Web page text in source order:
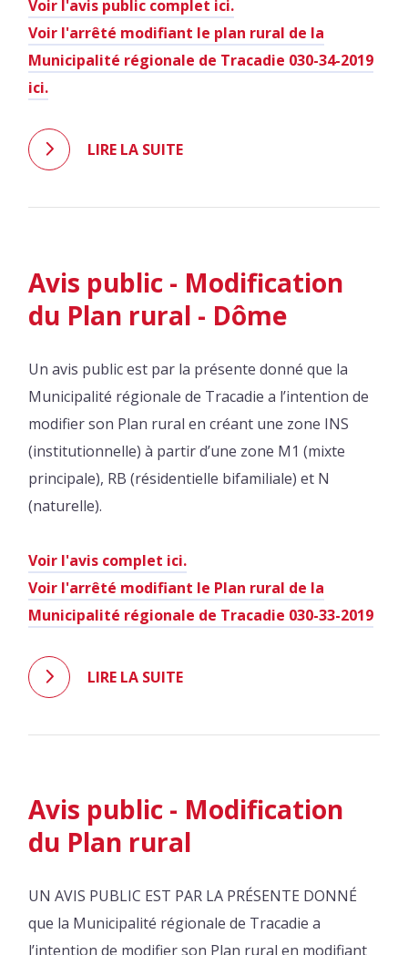
Voir l'avis public complet ici.
Voir l'arrêté modifiant le plan rural de la
Municipalité régionale de Tracadie 030-34-2019
ici.
LIRE LA SUITE
Avis public - Modification
du Plan rural - Dôme
Un avis public est par la présente donné que la
Municipalité régionale de Tracadie a l’intention de
modifier son Plan rural en créant une zone INS
(institutionnelle) à partir d’une zone M1 (mixte
principale), RB (résidentielle bifamiliale) et N
(naturelle).
Voir l'avis complet ici.
Voir l'arrêté modifiant le Plan rural de la
Municipalité régionale de Tracadie 030-33-2019
LIRE LA SUITE
Avis public - Modification
du Plan rural
UN AVIS PUBLIC EST PAR LA PRÉSENTE DONNÉ
que la Municipalité régionale de Tracadie a
l’intention de modifier son Plan rural en modifiant